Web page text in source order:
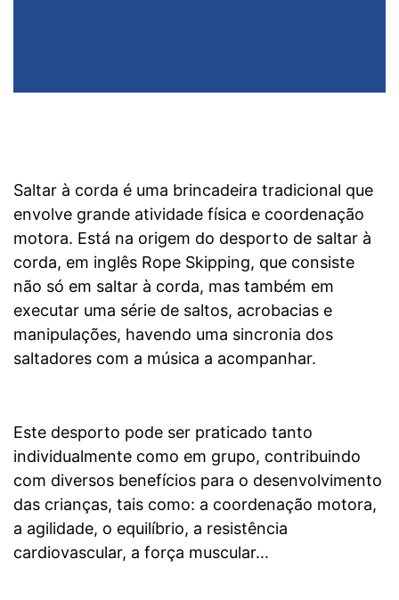
Saltar à corda é uma brincadeira tradicional que
envolve grande atividade física e coordenação
motora. Está na origem do desporto de saltar à
corda, em inglês Rope Skipping, que consiste
não só em saltar à corda, mas também em
executar uma série de saltos, acrobacias e
manipulações, havendo uma sincronia dos
saltadores com a música a acompanhar.
Este desporto pode ser praticado tanto
individualmente como em grupo, contribuindo
com diversos benefícios para o desenvolvimento
das crianças, tais como: a coordenação motora,
a agilidade, o equilíbrio, a resistência
cardiovascular, a força muscular...